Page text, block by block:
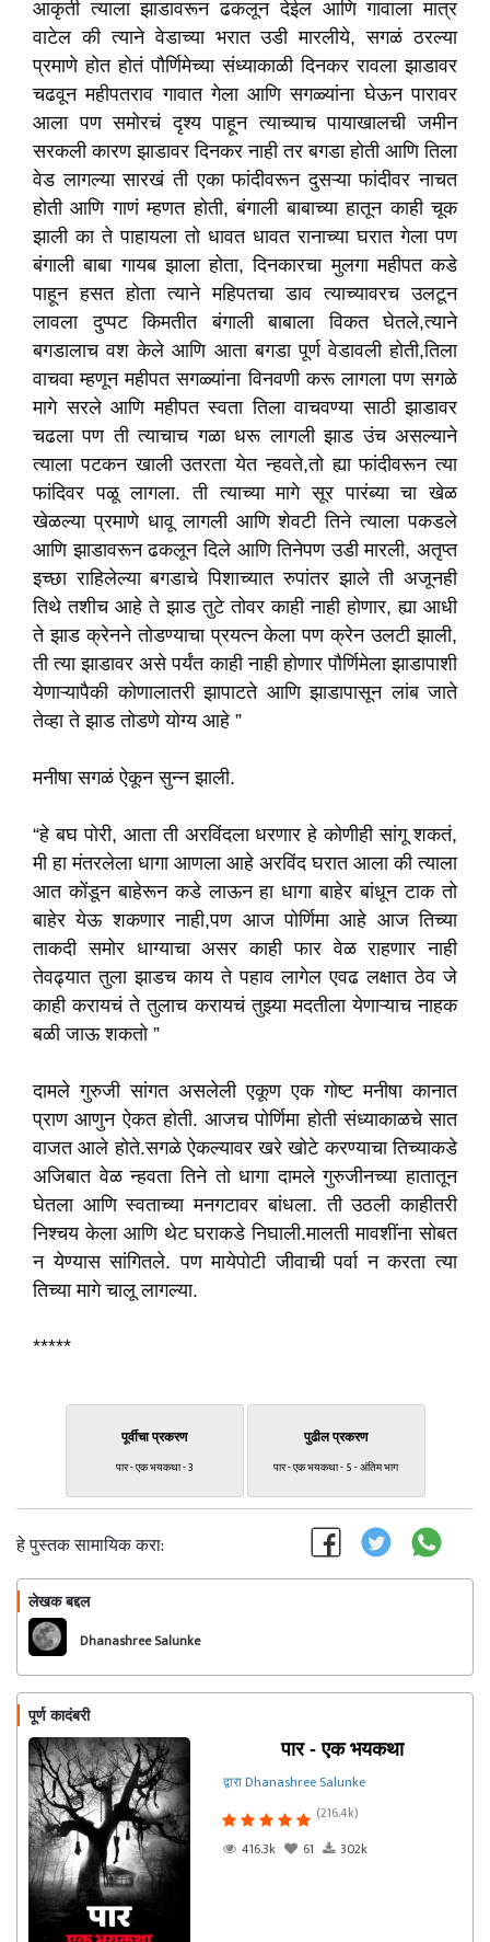
आकृती त्याला झाडावरून ढकलून देईल आणि गावाला मात्र
वाटेल की त्याने वेडाच्या भरात उडी मारलीये, सगळं ठरल्या
प्रमाणे होत होतं पौर्णिमेच्या संध्याकाळी दिनकर रावला झाडावर
चढवून महीपतराव गावात गेला आणि सगळ्यांना घेऊन पारावर
आला पण समोरचं दृश्य पाहून त्याच्याच पायाखालची जमीन
सरकली कारण झाडावर दिनकर नाही तर बगडा होती आणि तिला
वेड लागल्या सारखं ती एका फांदीवरून दुसऱ्या फांदीवर नाचत
होती आणि गाणं म्हणत होती, बंगाली बाबाच्या हातून काही चूक
झाली का ते पाहायला तो धावत धावत रानाच्या घरात गेला पण
बंगाली बाबा गायब झाला होता, दिनकारचा मुलगा महीपत कडे
पाहून हसत होता त्याने महिपतचा डाव त्याच्यावरच उलटून
लावला दुप्पट किमतीत बंगाली बाबाला विकत घेतले,त्याने
बगडालाच वश केले आणि आता बगडा पूर्ण वेडावली होती,तिला
वाचवा म्हणून महीपत सगळ्यांना विनवणी करू लागला पण सगळे
मागे सरले आणि महीपत स्वता तिला वाचवण्या साठी झाडावर
चढला पण ती त्याचाच गळा धरू लागली झाड उंच असल्याने
त्याला पटकन खाली उतरता येत न्हवते,तो ह्या फांदीवरून त्या
फांदिवर पळू लागला. ती त्याच्या मागे सूर पारंब्या चा खेळ
खेळल्या प्रमाणे धावू लागली आणि शेवटी तिने त्याला पकडले
आणि झाडावरून ढकलून दिले आणि तिनेपण उडी मारली, अतृप्त
इच्छा राहिलेल्या बगडाचे पिशाच्यात रुपांतर झाले ती अजूनही
तिथे तशीच आहे ते झाड तुटे तोवर काही नाही होणार, ह्या आधी
ते झाड क्रेनने तोडण्याचा प्रयत्न केला पण क्रेन उलटी झाली,
ती त्या झाडावर असे पर्यंत काही नाही होणार पौर्णिमेला झाडापाशी
येणाऱ्यापैकी कोणालातरी झापाटते आणि झाडापासून लांब जाते
तेव्हा ते झाड तोडणे योग्य आहे ”
मनीषा सगळं ऐकून सुन्न झाली.
“हे बघ पोरी, आता ती अरविंदला धरणार हे कोणीही सांगू शकतं,
मी हा मंतरलेला धागा आणला आहे अरविंद घरात आला की त्याला
आत कोंडून बाहेरून कडे लाऊन हा धागा बाहेर बांधून टाक तो
बाहेर येऊ शकणार नाही,पण आज पोर्णिमा आहे आज तिच्या
ताकदी समोर धाग्याचा असर काही फार वेळ राहणार नाही
तेवढ्यात तुला झाडच काय ते पहाव लागेल एवढ लक्षात ठेव जे
काही करायचं ते तुलाच करायचं तुझ्या मदतीला येणाऱ्याच नाहक
बळी जाऊ शकतो ”
दामले गुरुजी सांगत असलेली एकूण एक गोष्ट मनीषा कानात
प्राण आणुन ऐकत होती. आजच पोर्णिमा होती संध्याकाळचे सात
वाजत आले होते.सगळे ऐकल्यावर खरे खोटे करण्याचा तिच्याकडे
अजिबात वेळ न्हवता तिने तो धागा दामले गुरुजीनच्या हातातून
घेतला आणि स्वताच्या मनगटावर बांधला. ती उठली काहीतरी
निश्चय केला आणि थेट घराकडे निघाली.मालती मावशींना सोबत
न येण्यास सांगितले. पण मायेपोटी जीवाची पर्वा न करता त्या
तिच्या मागे चालू लागल्या.
*****
पूर्वीचा प्रकरण
पार - एक भयकथा - 3
पुढील प्रकरण
पार - एक भयकथा - 5 - अंतिम भाग
हे पुस्तक सामायिक करा:
लेखक बद्दल
Dhanashree Salunke
पूर्ण कादंबरी
पार - एक भयकथा
द्वारा Dhanashree Salunke
(216.4k)
416.3k
61 302k